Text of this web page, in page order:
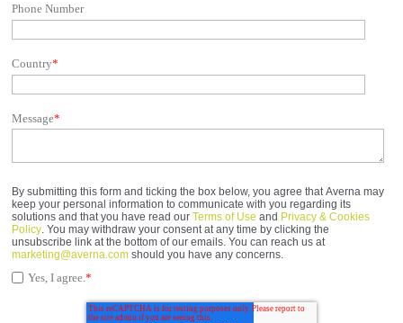
Phone Number
Country*
Message*
By submitting this form and ticking the box below, you agree that Averna may
keep your personal information to communicate with you regarding its
solutions and that you have read ourTerms of Use and Privacy & Cookies
Policy. You may withdraw your consent at any time by clicking the
unsubscribe link at the bottom of our emails. You can reach us at
marketing@averna.com should you have any concerns.
Yes, I agree.*